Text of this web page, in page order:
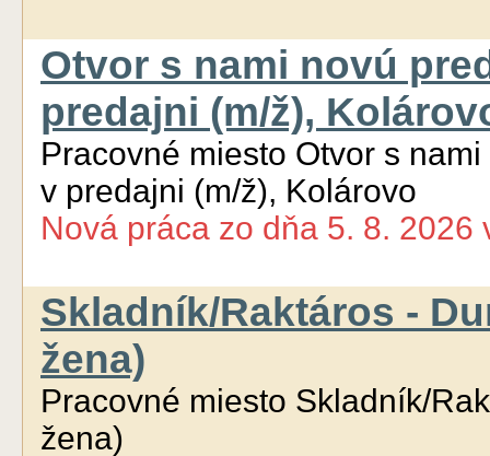
Otvor s nami novú
predajni (m/ž),
Pracovné miesto Otvor s
v predajni (m/ž), Kolárovo
Nová práca zo dňa 5. 8. 2026
Skladník/Raktáros -
žena)
Pracovné miesto Skladník/
žena)